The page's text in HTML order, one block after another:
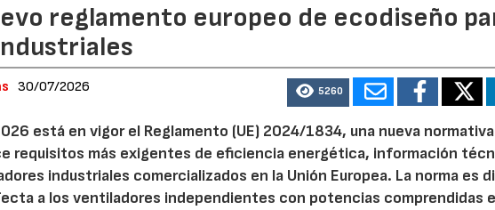
reglamento europeo de ecodiseño
30/07/2026 5260
está en vigor el Reglamento (UE) 2024/1834, una nueva
requisitos más exigentes de eficiencia energética, información
industriales comercializados en la Unión Europea. La norma es
a los ventiladores independientes con potencias comprendidas